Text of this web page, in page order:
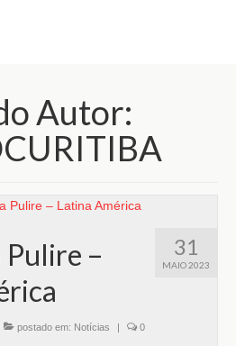
Autor:
31
MAIO 2023
Pulire –
postado em: Notícias 0